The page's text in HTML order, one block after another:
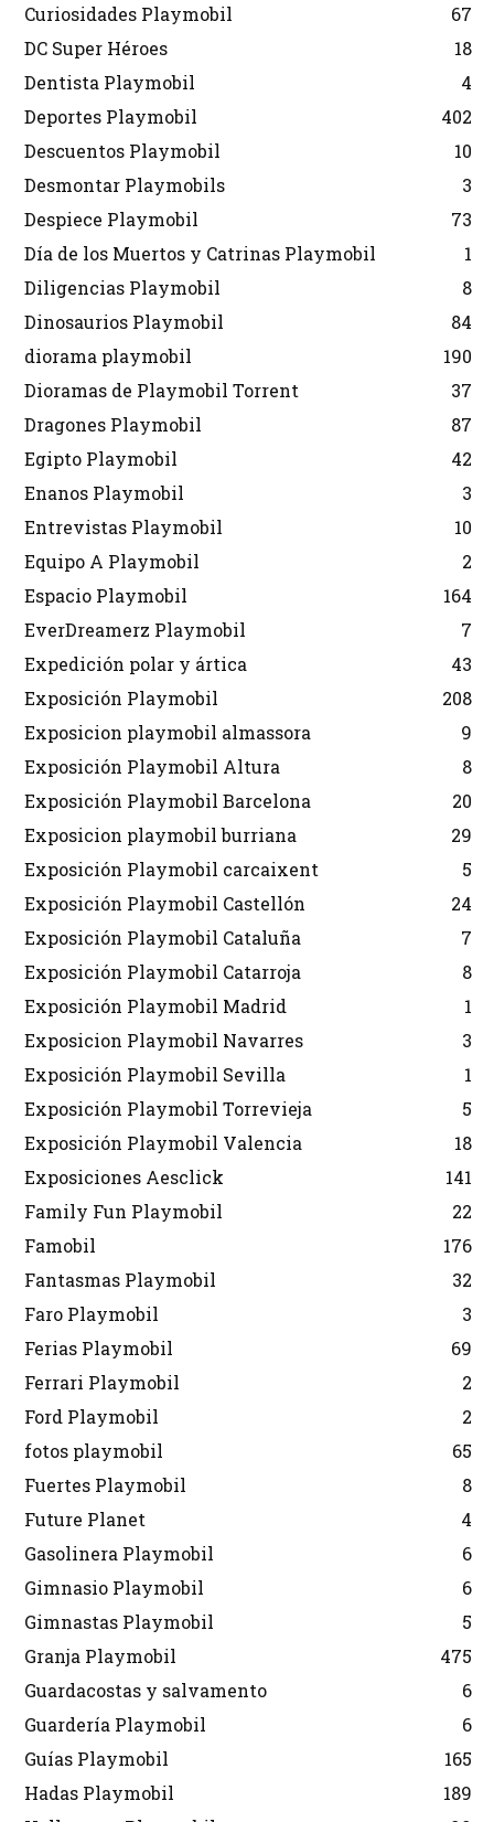
Curiosidades Playmobil
67
DC Super Héroes
18
Dentista Playmobil
4
Deportes Playmobil
402
Descuentos Playmobil
10
Desmontar Playmobils
3
Despiece Playmobil
73
Día de los Muertos y Catrinas Playmobil
1
Diligencias Playmobil
8
Dinosaurios Playmobil
84
diorama playmobil
190
Dioramas de Playmobil Torrent
37
Dragones Playmobil
87
Egipto Playmobil
42
Enanos Playmobil
3
Entrevistas Playmobil
10
Equipo A Playmobil
2
Espacio Playmobil
164
EverDreamerz Playmobil
7
Expedición polar y ártica
43
Exposición Playmobil
208
Exposicion playmobil almassora
9
Exposición Playmobil Altura
8
Exposición Playmobil Barcelona
20
Exposicion playmobil burriana
29
Exposición Playmobil carcaixent
5
Exposición Playmobil Castellón
24
Exposición Playmobil Cataluña
7
Exposición Playmobil Catarroja
8
Exposición Playmobil Madrid
1
Exposicion Playmobil Navarres
3
Exposición Playmobil Sevilla
1
Exposición Playmobil Torrevieja
5
Exposición Playmobil Valencia
18
Exposiciones Aesclick
141
Family Fun Playmobil
22
Famobil
176
Fantasmas Playmobil
32
Faro Playmobil
3
Ferias Playmobil
69
Ferrari Playmobil
2
Ford Playmobil
2
fotos playmobil
65
Fuertes Playmobil
8
Future Planet
4
Gasolinera Playmobil
6
Gimnasio Playmobil
6
Gimnastas Playmobil
5
Granja Playmobil
475
Guardacostas y salvamento
6
Guardería Playmobil
6
Guías Playmobil
165
Hadas Playmobil
189